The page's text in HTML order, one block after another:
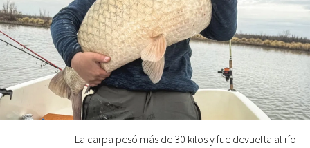
La carpa pesó más de 30 kilos y fue devuelta al río